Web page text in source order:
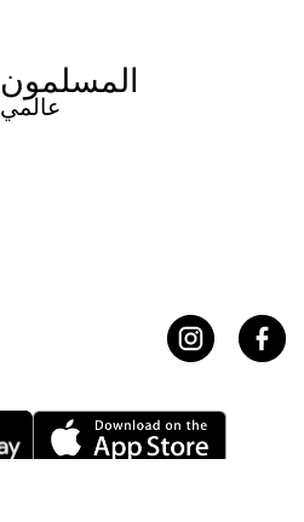
المسلمون
عالمي